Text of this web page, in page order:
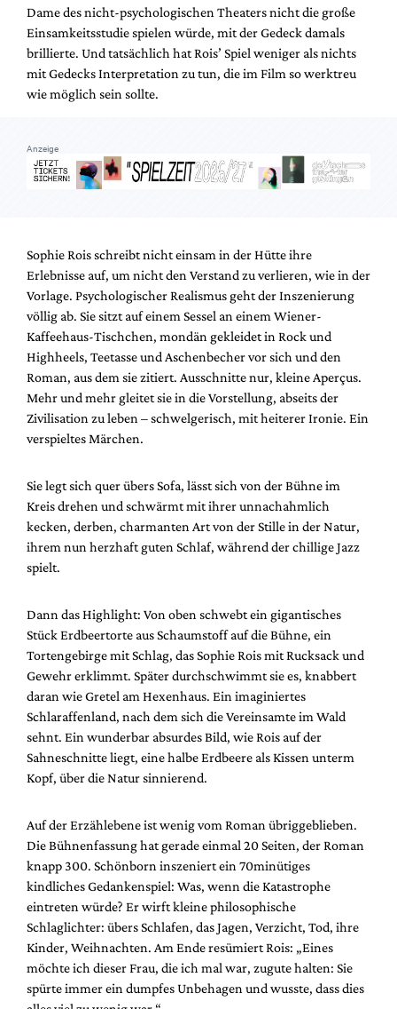
Dame des nicht-psychologischen Theaters nicht die große
Einsamkeitsstudie spielen würde, mit der Gedeck damals
brillierte. Und tatsächlich hat Rois’ Spiel weniger als nichts
mit Gedecks Interpretation zu tun, die im Film so werktreu
wie möglich sein sollte.
Anzeige
Sophie Rois schreibt nicht einsam in der Hütte ihre
Erlebnisse auf, um nicht den Verstand zu verlieren, wie in der
Vorlage. Psychologischer Realismus geht der Inszenierung
völlig ab. Sie sitzt auf einem Sessel an einem Wiener-
Kaffeehaus-Tischchen, mondän gekleidet in Rock und
Highheels, Teetasse und Aschenbecher vor sich und den
Roman, aus dem sie zitiert. Ausschnitte nur, kleine Aperçus.
Mehr und mehr gleitet sie in die Vorstellung, abseits der
Zivilisation zu leben – schwelgerisch, mit heiterer Ironie. Ein
verspieltes Märchen.
Sie legt sich quer übers Sofa, lässt sich von der Bühne im
Kreis drehen und schwärmt mit ihrer unnachahmlich
kecken, derben, charmanten Art von der Stille in der Natur,
ihrem nun herzhaft guten Schlaf, während der chillige Jazz
spielt.
Dann das Highlight: Von oben schwebt ein gigantisches
Stück Erdbeertorte aus Schaumstoff auf die Bühne, ein
Tortengebirge mit Schlag, das Sophie Rois mit Rucksack und
Gewehr erklimmt. Später durchschwimmt sie es, knabbert
daran wie Gretel am Hexenhaus. Ein imaginiertes
Schlaraffenland, nach dem sich die Vereinsamte im Wald
sehnt. Ein wunderbar absurdes Bild, wie Rois auf der
Sahneschnitte liegt, eine halbe Erdbeere als Kissen unterm
Kopf, über die Natur sinnierend.
Auf der Erzählebene ist wenig vom Roman übriggeblieben.
Die Bühnenfassung hat gerade einmal 20 Seiten, der Roman
knapp 300. Schönborn inszeniert ein 70minütiges
kindliches Gedankenspiel: Was, wenn die Katastrophe
eintreten würde? Er wirft kleine philosophische
Schlaglichter: übers Schlafen, das Jagen, Verzicht, Tod, ihre
Kinder, Weihnachten. Am Ende resümiert Rois: „Eines
möchte ich dieser Frau, die ich mal war, zugute halten: Sie
spürte immer ein dumpfes Unbehagen und wusste, dass dies